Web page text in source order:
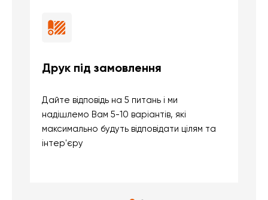
Друк під замовлення
Дайте відповідь на 5 питань і ми
надішлемо Вам 5-10 варіантів, які
максимально будуть відповідати цілям та
інтер'єру